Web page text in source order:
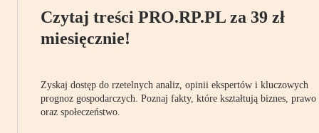
Czytaj treści PRO.RP.PL za 39 zł
miesięcznie!
Zyskaj dostęp do rzetelnych analiz, opinii ekspertów i kluczowych
prognoz gospodarczych. Poznaj fakty, które kształtują biznes, prawo
oraz społeczeństwo.